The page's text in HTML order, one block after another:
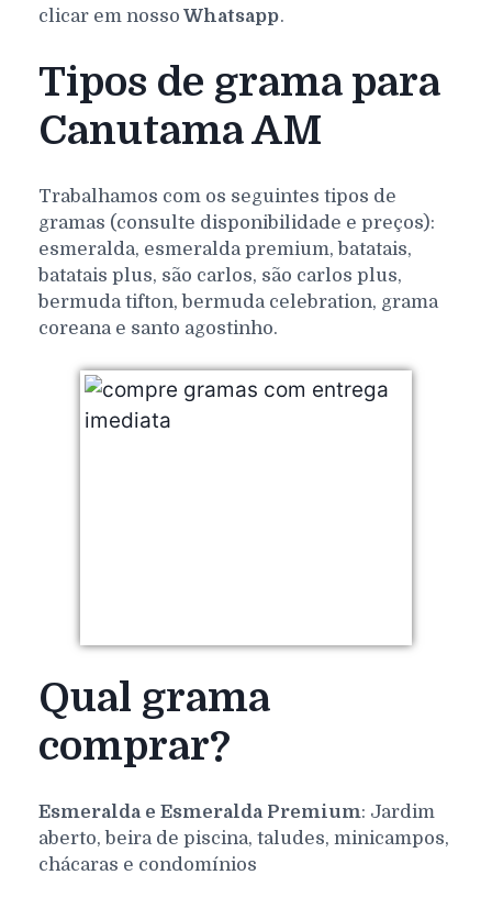
clicar em nosso Whatsapp.
Tipos de grama para
Canutama AM
Trabalhamos com os seguintes tipos de
gramas (consulte disponibilidade e preços):
esmeralda, esmeralda premium, batatais,
batatais plus, são carlos, são carlos plus,
bermuda tifton, bermuda celebration, grama
coreana e santo agostinho.
Qual grama
comprar?
Esmeralda e Esmeralda Premium: Jardim
aberto, beira de piscina, taludes, minicampos,
chácaras e condomínios